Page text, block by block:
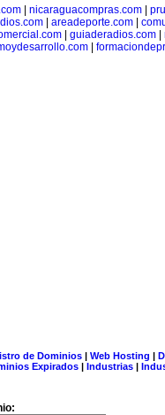
| nicaraguacompras.com|
| areadeporte.com|
| guiaderadios.com|
de Dominios| Web Hosting |
Expirados | Industrias |